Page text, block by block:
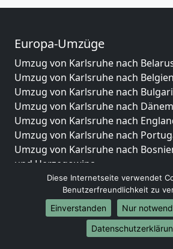
Europa-Umzüge
Umzug von Karlsruhe nach
Umzug von Karlsruhe nach Belgien
Umzug von Karlsruhe nach
Umzug von Karlsruhe nach
Umzug von Karlsruhe nach
Umzug von Karlsruhe nach
Umzug von Karlsruhe nach
und Herzegowina
Umzug von Karlsruhe nach Irland
Umzug von Karlsruhe nach
Umzug von Karlsruhe nach Zypern
Umzug von Karlsruhe nach
Umzug von Karlsruhe nach
Diese Internetseite verwendet
Benutzerfreundlichkeit zu
Einverstanden
Nur